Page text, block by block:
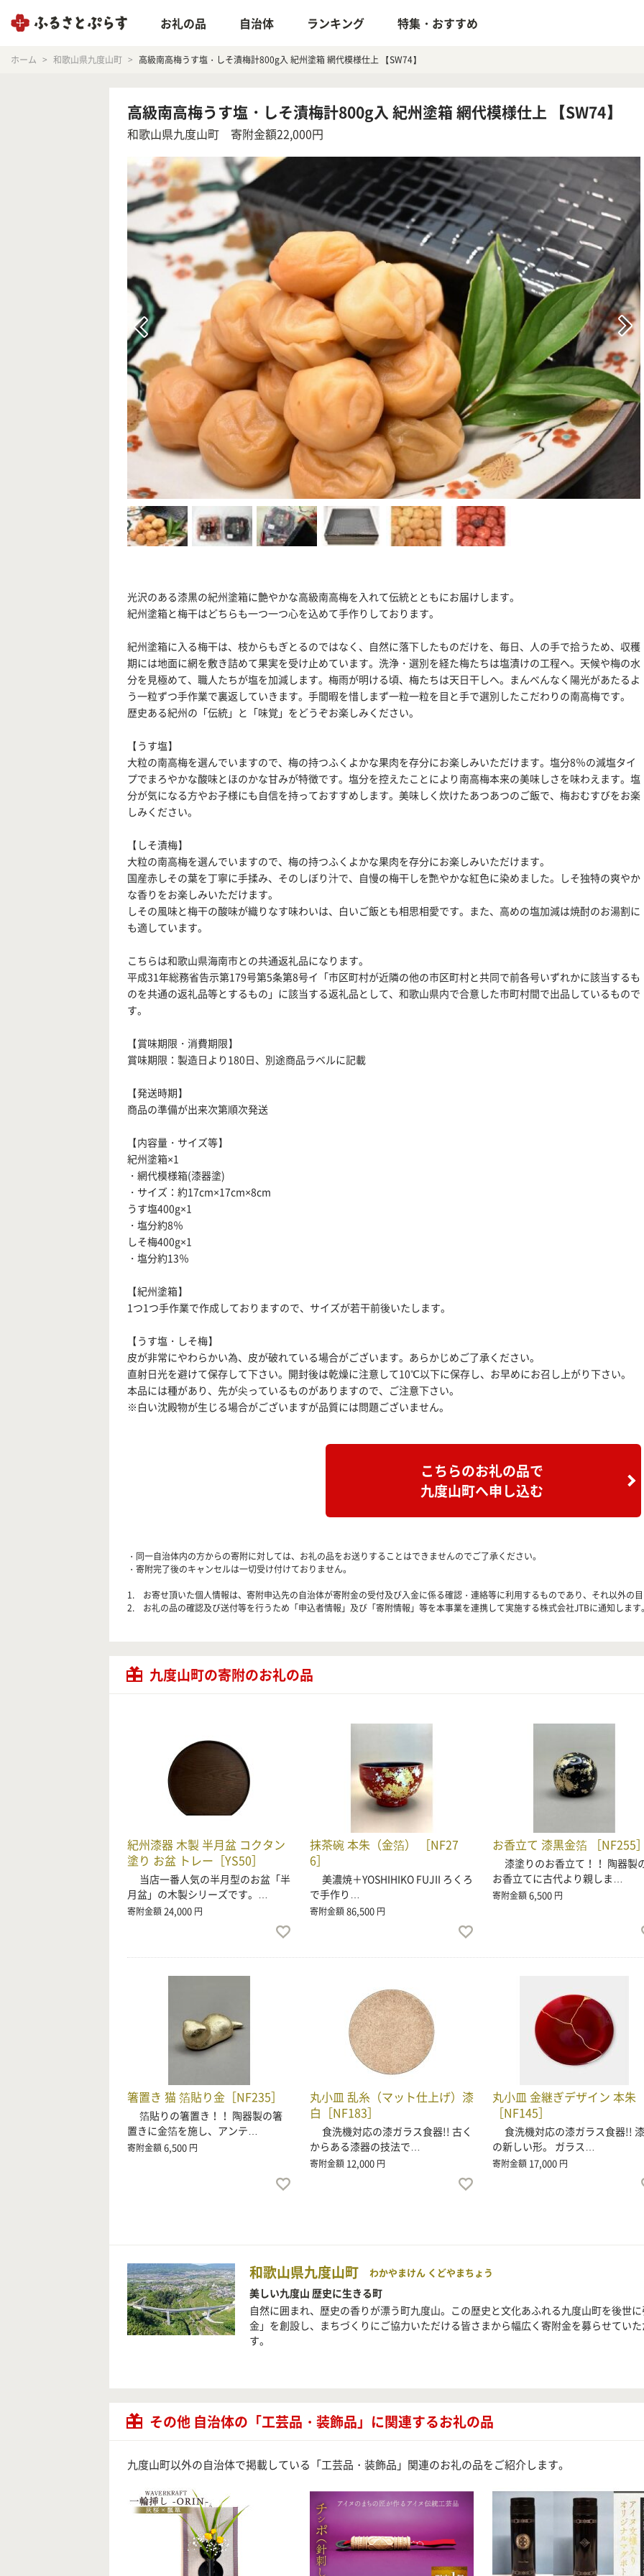
お礼の品 自治体 ランキング 特集・おすすめ
ホーム 和歌山県九度山町 高級南高梅うす塩・しそ漬梅計800g入 紀州塗箱 網代模様仕上 【SW74】
高級南高梅うす塩・しそ漬梅計800g入 紀州塗箱 網代模様仕上 【SW74】
和歌山県九度山町 寄附金額22,000円
光沢のある漆黒の紀州塗箱に艶やかな高級南高梅を入れて伝統とともにお届けします。
紀州塗箱と梅干はどちらも一つ一つ心を込めて手作りしております。
紀州塗箱に入る梅干は、枝からもぎとるのではなく、自然に落下したものだけを、毎日、人の手で拾うため、収穫
期には地面に網を敷き詰めて果実を受け止めています。洗浄・選別を経た梅たちは塩漬けの工程へ。天候や梅の水
分を見極めて、職人たちが塩を加減します。梅雨が明ける頃、梅たちは天日干しへ。まんべんなく陽光があたるよ
う一粒ずつ手作業で裏返していきます。手間暇を惜しまず一粒一粒を目と手で選別したこだわりの南高梅です。
歴史ある紀州の「伝統」と「味覚」をどうぞお楽しみください。
【うす塩】
大粒の南高梅を選んでいますので、梅の持つふくよかな果肉を存分にお楽しみいただけます。塩分8％の減塩タイ
プでまろやかな酸味とほのかな甘みが特徴です。塩分を控えたことにより南高梅本来の美味しさを味わえます。塩
分が気になる方やお子様にも自信を持っておすすめします。美味しく炊けたあつあつのご飯で、梅おむすびをお楽
しみください。
【しそ漬梅】
大粒の南高梅を選んでいますので、梅の持つふくよかな果肉を存分にお楽しみいただけます。
国産赤しその葉を丁寧に手揉み、そのしぼり汁で、自慢の梅干しを艷やかな紅色に染めました。しそ独特の爽やか
な香りをお楽しみいただけます。
しその風味と梅干の酸味が織りなす味わいは、白いご飯とも相思相愛です。また、高めの塩加減は焼酎のお湯割に
も適しています。
こちらは和歌山県海南市との共通返礼品になります。
平成31年総務省告示第179号第5条第8号イ「市区町村が近隣の他の市区町村と共同で前各号いずれかに該当するも
のを共通の返礼品等とするもの」に該当する返礼品として、和歌山県内で合意した市町村間で出品しているもので
す。
【賞味期限・消費期限】
賞味期限：製造日より180日、別途商品ラベルに記載
【発送時期】
商品の準備が出来次第順次発送
【内容量・サイズ等】
紀州塗箱×1
・網代模様箱(漆器塗)
・サイズ：約17cm×17cm×8cm
うす塩400g×1
・塩分約8％
しそ梅400g×1
・塩分約13％
【紀州塗箱】
1つ1つ手作業で作成しておりますので、サイズが若干前後いたします。
【うす塩・しそ梅】
皮が非常にやわらかい為、皮が破れている場合がございます。あらかじめご了承ください。
直射日光を避けて保存して下さい。開封後は乾燥に注意して10℃以下に保存し、お早めにお召し上がり下さい。
本品には種があり、先が尖っているものがありますので、ご注意下さい。
※白い沈殿物が生じる場合がございますが品質には問題ございません。
こちらのお礼の品で
九度山町へ申し込む
・同一自治体内の方からの寄附に対しては、お礼の品をお送りすることはできませんのでご了承ください。
・寄附完了後のキャンセルは一切受け付けておりません。
1. お寄せ頂いた個人情報は、寄附申込先の自治体が寄附金の受付及び入金に係る確認・連絡等に利用するものであり、それ以外の
2. お礼の品の確認及び送付等を行うため「申込者情報」及び「寄附情報」等を本事業を連携して実施する株式会社JTBに通知します
九度山町の寄附のお礼の品
紀州漆器 木製 半月盆 コクタン
塗り お盆 トレー［YS50］
当店一番人気の半月型のお盆「半
月盆」の木製シリーズです。…
寄附金額24,000 円
抹茶碗 本朱（金箔） ［NF27
6］
美濃焼＋YOSHIHIKO FUJII ろくろ
で手作り…
寄附金額86,500 円
お香立て 漆黒金箔 ［NF255
漆塗りのお香立て！！ 陶器製
お香立てに古代より親しま…
寄附金額6,500 円
箸置き 猫 箔貼り金［NF235］
箔貼りの箸置き！！ 陶器製の箸
置きに金箔を施し、アンテ…
寄附金額6,500 円
丸小皿 乱糸（マット仕上げ）漆
白［NF183］
食洗機対応の漆ガラス食器!! 古く
からある漆器の技法で…
寄附金額 12,000 円
丸小皿 金継ぎデザイン 本朱
［NF145］
食洗機対応の漆ガラス食器!!
の新しい形。 ガラス…
寄附金額 17,000 円
和歌山県九度山町 わかやまけん くどやまちょう
美しい九度山 歴史に生きる町
自然に囲まれ、歴史の香りが漂う町九度山。この歴史と文化あふれる九度山町を後世
金」を創設し、まちづくりにご協力いただける皆さまから幅広く寄附金を募らせてい
す。
その他 自治体の「工芸品・装飾品」に関連するお礼の品
九度山町以外の自治体で掲載している「工芸品・装飾品」関連のお礼の品をご紹介します。